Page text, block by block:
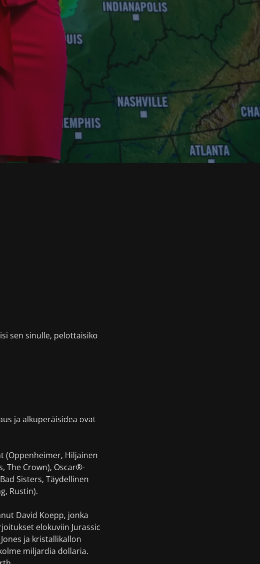
sen sinulle, pelottaisiko
ja alkuperäisidea ovat
(Oppenheimer, Hiljainen
The Crown), Oscar®-
Sisters, Täydellinen
Rustin).
David Koepp, jonka
elokuviin Jurassic
ja kristallikallon
miljardia dollaria.